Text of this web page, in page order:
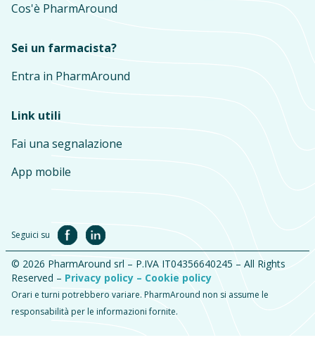
Cos'è PharmAround
Sei un farmacista?
Entra in PharmAround
Link utili
Fai una segnalazione
App mobile
Seguici su
© 2026 PharmAround srl – P.IVA IT04356640245 – All Rights
Reserved – Privacy policy – Cookie policy
Orari e turni potrebbero variare. PharmAround non si assume le
responsabilità per le informazioni fornite.